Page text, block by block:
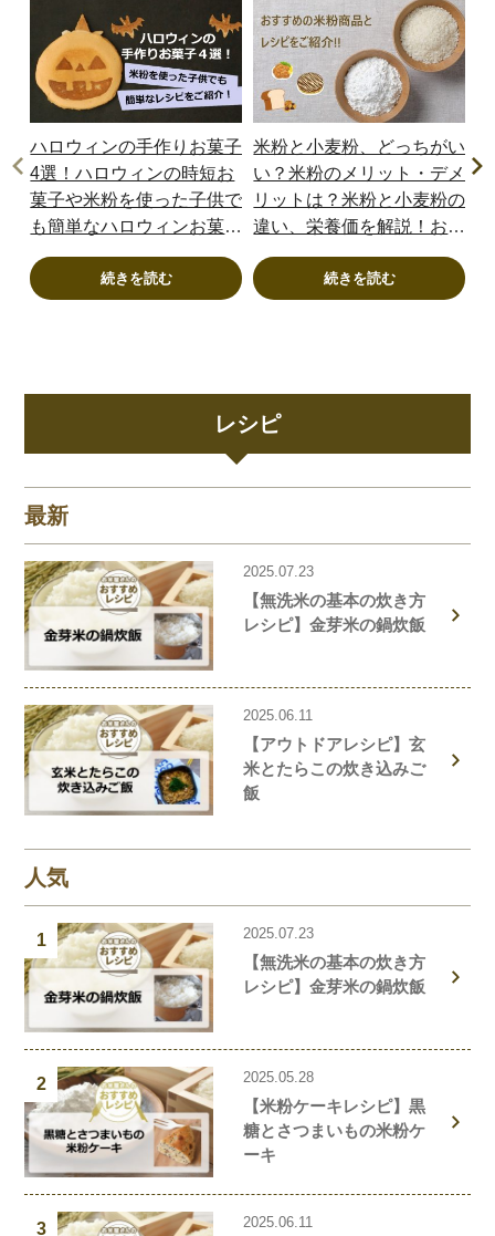
ハロウィンの手作りお菓子
4選！ハロウィンの時短お
菓子や米粉を使った子供で
も簡単なハロウィンお菓子
のレシピをご紹介！
続きを読む
米粉と小麦粉、どっちがい
い？米粉のメリット・デメ
リットは？米粉と小麦粉の
違い、栄養価を解説！おす
すめの米粉商品や米粉の簡
単レシピもご紹介！
続きを読む
レシピ
最新
2025.07.23
【無洗米の基本の炊き方
レシピ】金芽米の鍋炊飯
2025.06.11
【アウトドアレシピ】玄
米とたらこの炊き込みご
飯
人気
1 2025.07.23
【無洗米の基本の炊き方
レシピ】金芽米の鍋炊飯
2 2025.05.28
【米粉ケーキレシピ】黒
糖とさつまいもの米粉ケ
ーキ
3 2025.06.11